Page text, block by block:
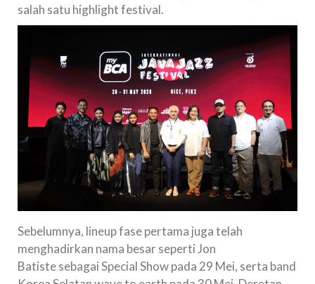
salah satu highlight festival.
Sebelumnya, lineup fase pertama juga telah
menghadirkan nama besar seperti Jon
Batiste sebagai Special Show pada 29 Mei, serta band